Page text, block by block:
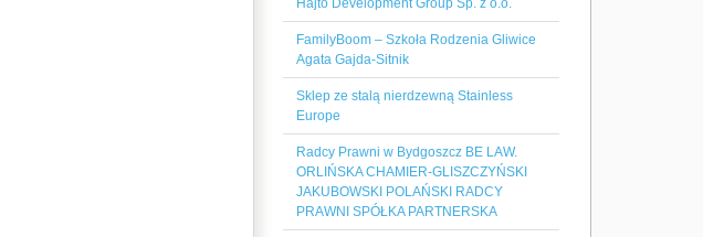
Hajto Development Group Sp. z o.o.
FamilyBoom – Szkoła Rodzenia Gliwice
Agata Gajda-Sitnik
Sklep ze stalą nierdzewną Stainless
Europe
Radcy Prawni w Bydgoszcz BE LAW.
ORLIŃSKA CHAMIER-GLISZCZYŃSKI
JAKUBOWSKI POLAŃSKI RADCY
PRAWNI SPÓŁKA PARTNERSKA